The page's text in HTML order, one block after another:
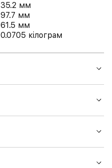
35.2 мм
97.7 мм
61.5 мм
0.0705 кілограм